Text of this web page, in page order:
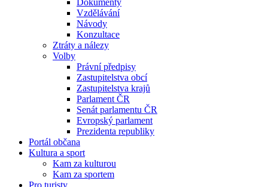
Dokumenty
Vzdělávání
Návody
Konzultace
Ztráty a nálezy
Volby
Právní předpisy
Zastupitelstva obcí
Zastupitelstva krajů
Parlament ČR
Senát parlamentu ČR
Evropský parlament
Prezidenta republiky
Portál občana
Kultura a sport
Kam za kulturou
Kam za sportem
Pro turisty